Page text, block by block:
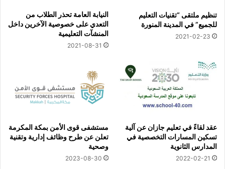
تنظيم ملتقى “تقنيات التعليم
للجميع” في المدينة المنورة
2021-02-23
النيابة العامة تحذر الطلاب من
التعدي على خصوصية الآخرين داخل
المنشآت التعليمية
2021-08-31
عقد لقاءً في تعليم جازان عن آلية
تسكين المسارات التخصصية في
المدارس الثانوية
2022-02-21
مستشفى قوى الأمن بمكة المكرمة
تعلن عن طرح وظائف إدارية وتقنية
وصحية
2023-08-30